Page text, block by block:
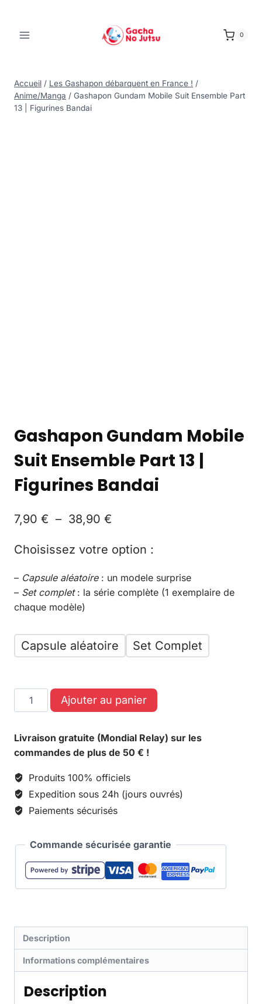
0
Accueil / Les Gashapon débarquent en France ! /
Anime/Manga / Gashapon Gundam Mobile Suit Ensemble Part
13 | Figurines Bandai
Gashapon Gundam Mobile
Suit Ensemble Part 13 |
Figurines Bandai
7,90 € – 38,90 €
Choisissez votre option :
– Capsule aléatoire: un modele surprise
– Set complet: la série complète (1 exemplaire de
chaque modèle)
Capsule aléatoire Set Complet
Ajouter au panier
Livraison gratuite (Mondial Relay) sur les
commandes de plus de 50 € !
Produits 100% officiels
Expedition sous 24h (jours ouvrés)
Paiements sécurisés
Commande sécurisée garantie
Description
Informations complémentaires
Description